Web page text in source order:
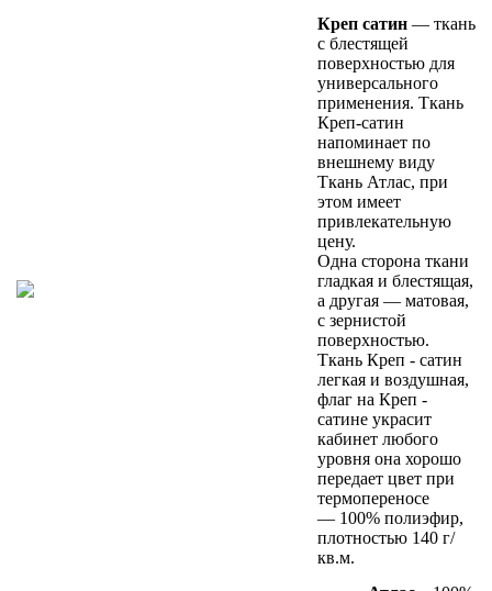
Креп сатин — ткань
с блестящей
поверхностью для
универсального
применения. Ткань
Креп-сатин
напоминает по
внешнему виду
Ткань Атлас, при
этом имеет
привлекательную
цену.
Одна сторона ткани
гладкая и блестящая,
а другая — матовая,
с зернистой
поверхностью.
Ткань Креп - сатин
легкая и воздушная,
флаг на Креп -
сатине украсит
кабинет любого
уровня она хорошо
передает цвет при
термопереносе
— 100% полиэфир,
плотностью 140 г/
кв.м.